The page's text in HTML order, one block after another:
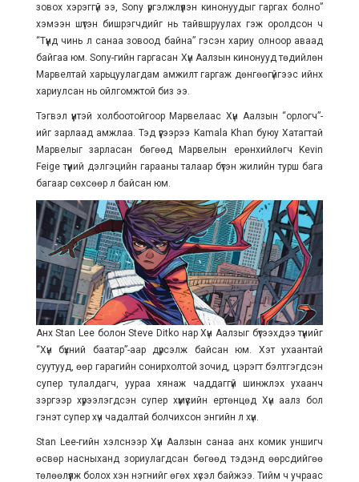
зовох хэрэггүй ээ, Sony үргэлжлүүлэн кинонуудыг гаргах болно”
хэмээн шүтэн бишрэгчдийг нь тайвшруулах гэж оролдсон ч
“Түүнд чинь л санаа зовоод байна” гэсэн хариу олноор аваад
байгаа юм. Sony-гийн гаргасан Хүн Аалзын кинонууд төдийлөн
Марвелтай харьцуулагдам амжилт гаргаж дөнгөөгүйгээс ийнхүү
хариулсан нь ойлгомжтой биз ээ.
Тэгвэл үүнтэй холбоотойгоор Марвелаас Хүн Аалзын “орлогч”-
ийг зарлаад амжлаа. Тэд үүгээрээ Kamala Khan буюу Хатагтай
Марвелыг зарласан бөгөөд Марвелын ерөнхийлөгч Kevin
Feige түүний дэлгэцийн гарааны талаар бүтэн жилийн турш бага
багаар сөхсөөр л байсан юм.
Анх Stan Lee болон Steve Ditko нар Хүн Аалзыг бүтээхдээ түүнийг
“Хүн бүхний баатар”-аар дүрсэлж байсан юм. Хэт ухаантай
суутууд, өөр гарагийн сонирхолтой зочид, цэрэгт бэлтгэгдсэн
супер тулалдагч, уураа хянаж чаддаггүй шинжлэх ухаанч
зэргээр хүрээлэгдсэн супер хүмүүсийн ертөнцөд Хүн аалз бол
гэнэт супер хүч чадалтай болчихсон энгийн л хүн.
Stan Lee-гийн хэлснээр Хүн Аалзын санаа анх комик уншигч
өсвөр насныханд зориулагдсан бөгөөд тэдэнд өөрсдийгөө
төлөөлүүлж болох хэн нэгнийг өгөх хүсэл байжээ. Тийм ч учраас